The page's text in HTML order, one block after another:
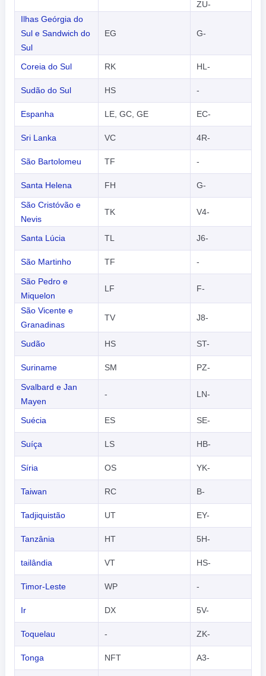
ZU-
Ilhas Geórgia do
Sul e Sandwich do
Sul
EG G-
Coreia do Sul RK HL-
Sudão do Sul HS -
Espanha LE, GC, GE EC-
Sri Lanka VC 4R-
São Bartolomeu TF -
Santa Helena FH G-
São Cristóvão e
Nevis
TK V4-
Santa Lúcia TL J6-
São Martinho TF -
São Pedro e
Miquelon
LF F-
São Vicente e
Granadinas
TV J8-
Sudão HS ST-
Suriname SM PZ-
Svalbard e Jan
Mayen
- LN-
Suécia ES SE-
Suíça LS HB-
Síria OS YK-
Taiwan RC B-
Tadjiquistão UT EY-
Tanzânia HT 5H-
tailândia VT HS-
Timor-Leste WP -
Ir DX 5V-
Toquelau - ZK-
Tonga NFT A3-